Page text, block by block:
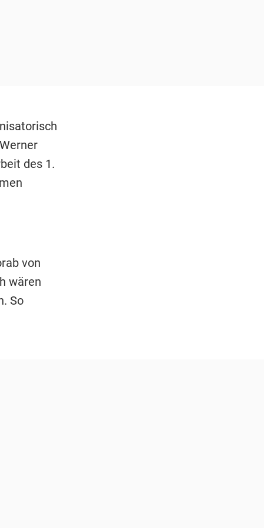
des 1.
von
wären
So